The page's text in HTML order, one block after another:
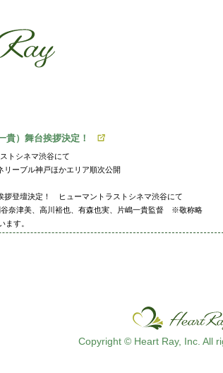
貴）舞台挨拶決定！
トシネマ渋谷にて
リーブル神戸ほかエリア順次公開
拶登壇決定！ ヒューマントラストシネマ渋谷にて
谷奈津美、高川裕也、有森也実、片嶋一貴監督 ※敬称略
ます。
Copyright © Heart Ray, Inc. All